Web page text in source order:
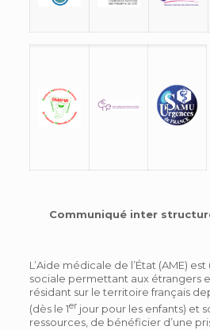
Communiqué inter
L’Aide médicale de l’État (AME)
sociale permettant aux étrangers
résidant sur le territoire français
(dès le 1erjour pour les enfants) et
ressources, de bénéficier d’une